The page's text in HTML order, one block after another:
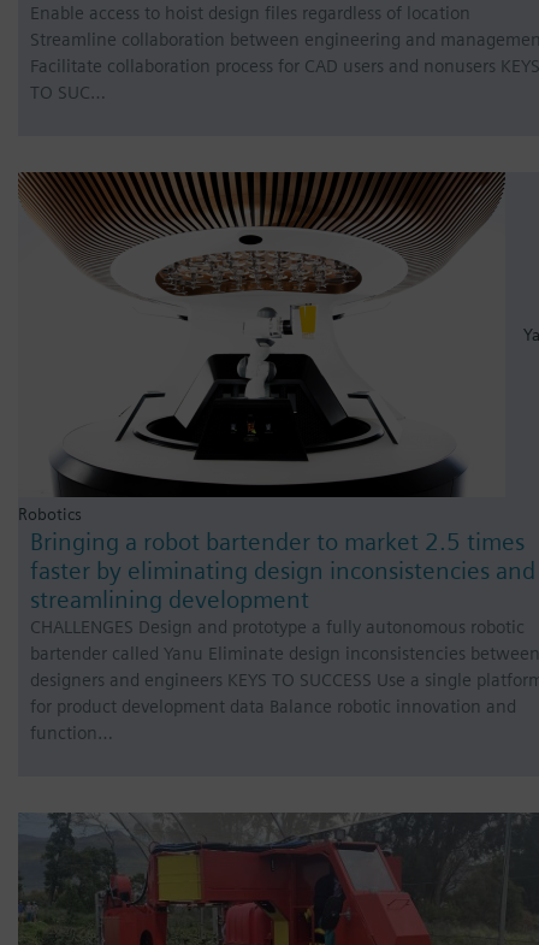
Enable access to hoist design files regardless of location
Streamline collaboration between engineering and
Facilitate collaboration process for CAD users and nonusers KEYS
TO SUC…
Robotics
Bringing a robot bartender to market 2.5 times
faster by eliminating design inconsistencies and
streamlining development
CHALLENGES Design and prototype a fully autonomous robotic
bartender called Yanu Eliminate design inconsistencies between
designers and engineers KEYS TO SUCCESS Use a single
for product development data Balance robotic innovation and
function…